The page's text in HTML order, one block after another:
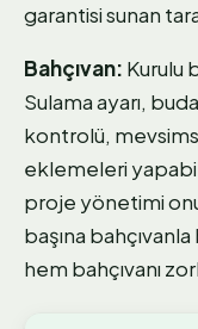
garantisi sunan
Bahçıvan: Kurulu
Sulama ayarı,
kontrolü,
eklemeleri
proje yönetimi
başına
hem bahçıvanı